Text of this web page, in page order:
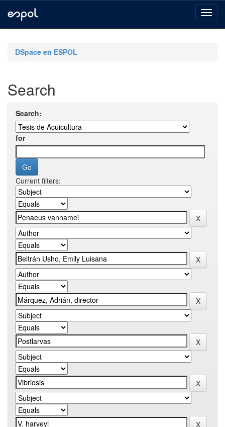
navigationDSpace en ESPOL
Search
Search:
for
Current filters: